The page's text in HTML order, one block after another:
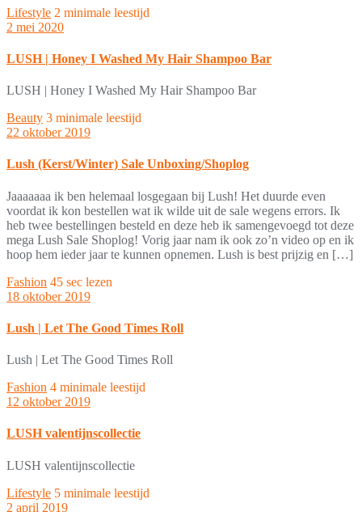
Lifestyle 2 minimale leestijd
2 mei 2020
LUSH | Honey I Washed My Hair Shampoo Bar
LUSH | Honey I Washed My Hair Shampoo Bar
Beauty 3 minimale leestijd
22 oktober 2019
Lush (Kerst/Winter) Sale Unboxing/Shoplog
Jaaaaaaa ik ben helemaal losgegaan bij Lush! Het duurde even
voordat ik kon bestellen wat ik wilde uit de sale wegens errors. Ik
heb twee bestellingen besteld en deze heb ik samengevoegd tot deze
mega Lush Sale Shoplog! Vorig jaar nam ik ook zo’n video op en ik
hoop hem ieder jaar te kunnen opnemen. Lush is best prijzig en […]
Fashion 45 sec lezen
18 oktober 2019
Lush | Let The Good Times Roll
Lush | Let The Good Times Roll
Fashion 4 minimale leestijd
12 oktober 2019
LUSH valentijnscollectie
LUSH valentijnscollectie
Lifestyle 5 minimale leestijd
2 april 2019